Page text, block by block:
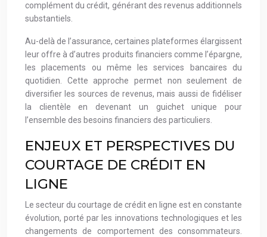
complément du crédit, générant des revenus additionnels
substantiels.
Au-delà de l’assurance, certaines plateformes élargissent
leur offre à d’autres produits financiers comme l’épargne,
les placements ou même les services bancaires du
quotidien. Cette approche permet non seulement de
diversifier les sources de revenus, mais aussi de fidéliser
la clientèle en devenant un guichet unique pour
l’ensemble des besoins financiers des particuliers.
ENJEUX ET PERSPECTIVES DU
COURTAGE DE CRÉDIT EN
LIGNE
Le secteur du courtage de crédit en ligne est en constante
évolution, porté par les innovations technologiques et les
changements de comportement des consommateurs.